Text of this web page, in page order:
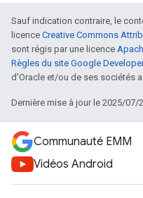
Sauf indication contraire, le
licence Creative Commons
sont régis par une licence
Règles du site Google
d'Oracle et/ou de ses sociétés
Dernière mise à jour le 2025/07/
Communauté EMM
Vidéos Android